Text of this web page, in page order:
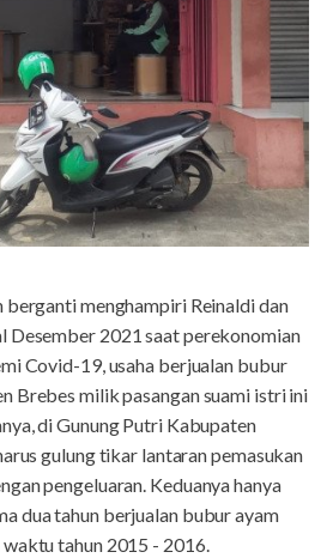
berganti menghampiri Reinaldi dan
Desember 2021 saat perekonomian
Covid-19, usaha berjualan bubur
Brebes milik pasangan suami istri ini
di Gunung Putri Kabupaten
gulung tikar lantaran pemasukan
pengeluaran. Keduanya hanya
dua tahun berjualan bubur ayam
tahun 2015 - 2016.